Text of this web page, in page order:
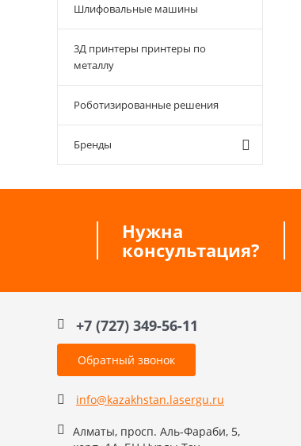
Шлифовальные машины
3Д принтеры принтеры по
металлу
Роботизированные решения
Бренды
Нужна
консультация?
+7 (727) 349-56-11
Обратный звонок
info@kazakhstan.lasergu.ru
Алматы, просп. Аль-Фараби, 5,